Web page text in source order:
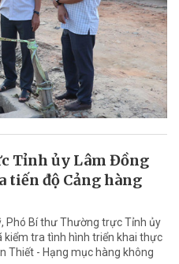
Tỉnh ủy Lâm Đồng
tiến độ Cảng hàng
Phó Bí thư Thường trực Tỉnh ủy
kiểm tra tình hình triển khai thực
Thiết - Hạng mục hàng không